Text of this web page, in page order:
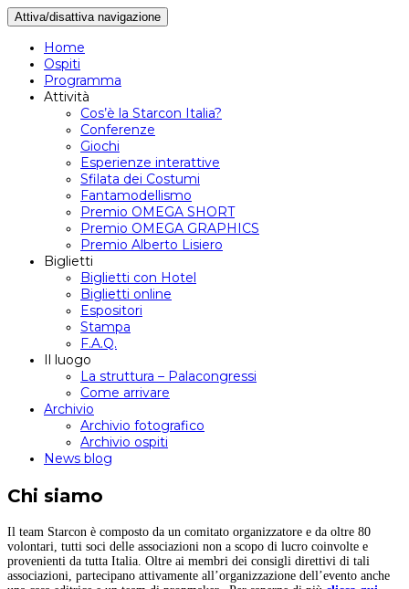
Attiva/disattiva navigazione
Home
Ospiti
Programma
Attività
Cos’è la Starcon Italia?
Conferenze
Giochi
Esperienze interattive
Sfilata dei Costumi
Fantamodellismo
Premio OMEGA SHORT
Premio OMEGA GRAPHICS
Premio Alberto Lisiero
Biglietti
Biglietti con Hotel
Biglietti online
Espositori
Stampa
F.A.Q.
Il luogo
La struttura – Palacongressi
Come arrivare
Archivio
Archivio fotografico
Archivio ospiti
News blog
Chi siamo
Il team Starcon è composto da un comitato organizzatore e da oltre 80
volontari, tutti soci delle associazioni non a scopo di lucro coinvolte e
provenienti da tutta Italia. Oltre ai membri dei consigli direttivi di tali
associazioni, partecipano attivamente all’organizzazione dell’evento anche